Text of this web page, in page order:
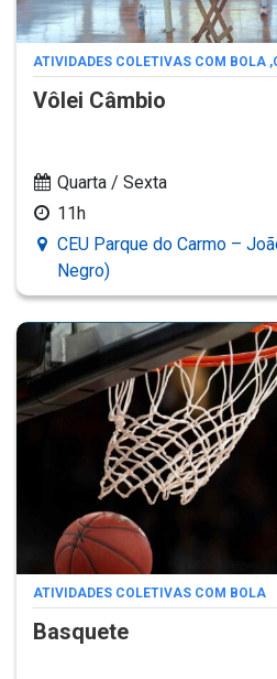
ATIVIDADES COLETIVAS COM BOLA ,
Vôlei Câmbio
Quarta / Sexta
11h
CEU Parque do Carmo –
Negro)
ATIVIDADES COLETIVAS COM BOLA
Basquete